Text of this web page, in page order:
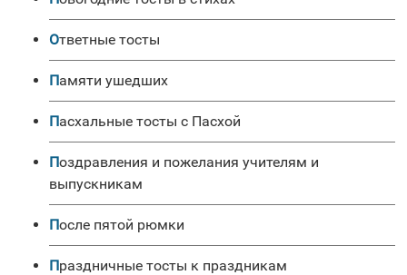
Ответные тосты
Памяти ушедших
Пасхальные тосты с Пасхой
Поздравления и пожелания учителям и
выпускникам
После пятой рюмки
Праздничные тосты к праздникам